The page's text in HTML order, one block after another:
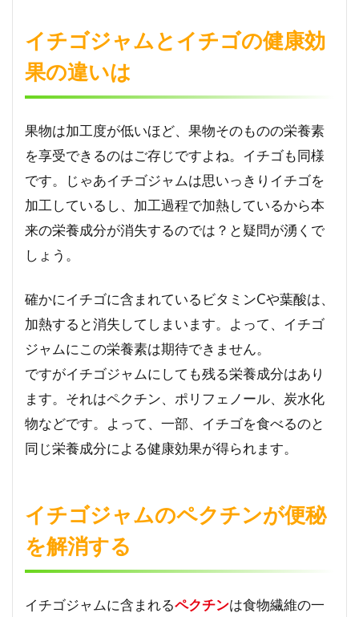
ム
ペ
ン
が
便
秘
を
解
消
る
イチ
ゴジ
ャム
のポ
リフ
ェノ
ール
が
様々
な病
4
イ
チ
ゴ
ャ
イチゴジャムとイチゴの健康効
果の違いは
果物は加工度が低いほど、果物そのものの栄養素
を享受できるのはご存じですよね。イチゴも同様
です。じゃあイチゴジャムは思いっきりイチゴを
加工しているし、加工過程で加熱しているから本
来の栄養成分が消失するのでは？と疑問が湧くで
しょう。
確かにイチゴに含まれているビタミンCや葉酸は、
加熱すると消失してしまいます。よって、イチゴ
ジャムにこの栄養素は期待できません。
ですがイチゴジャムにしても残る栄養成分はあり
ます。それはペクチン、ポリフェノール、炭水化
物などです。よって、一部、イチゴを食べるのと
同じ栄養成分による健康効果が得られます。
イチゴジャムのペクチンが便秘
を解消する
イチゴジャムに含まれるペクチンは食物繊維の一